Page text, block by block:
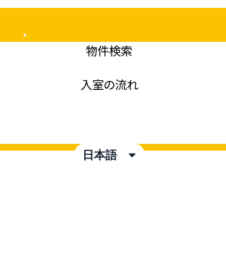
Mobile
物件検索
入室の流れ
日本語